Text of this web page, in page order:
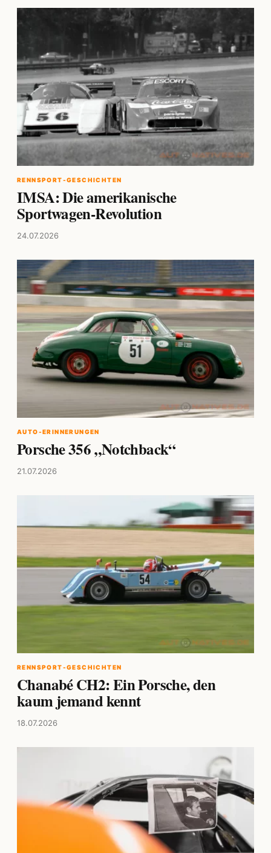
RENNSPORT-GESCHICHTEN
IMSA: Die amerikanische
Sportwagen-Revolution
24.07.2026
AUTO-ERINNERUNGEN
Porsche 356 „Notchback“
21.07.2026
RENNSPORT-GESCHICHTEN
Chanabé CH2: Ein Porsche, den
kaum jemand kennt
18.07.2026